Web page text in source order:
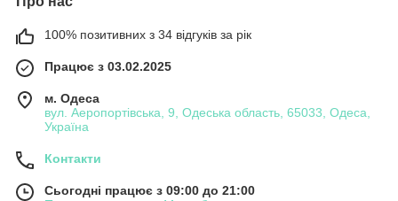
100% позитивних з 34 відгуків за рік
Працює з 03.02.2025
м. Одеса
вул. Аеропортівська, 9, Одеська область, 65033, Одеса,
Україна
Контакти
Сьогодні працює з 09:00 до 21:00